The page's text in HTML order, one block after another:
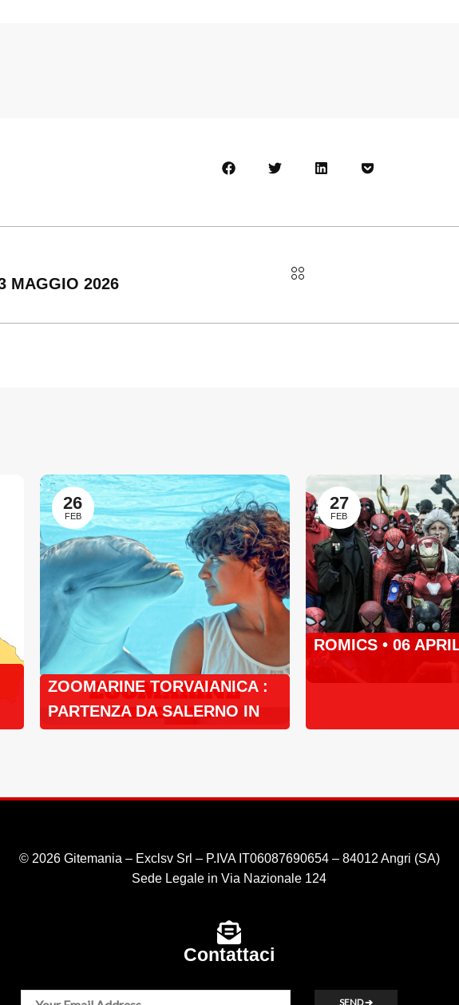
MAGGIO 2026
26
FEB
ZOOMARINE TORVAIANICA :
PARTENZA DA SALERNO IN
27
FEB
ROMICS • 06
© 2026 Gitemania – Exclsv Srl – P.IVA IT06087690654 – 84012 Angri (SA)
Sede Legale in Via Nazionale 124
Contattaci